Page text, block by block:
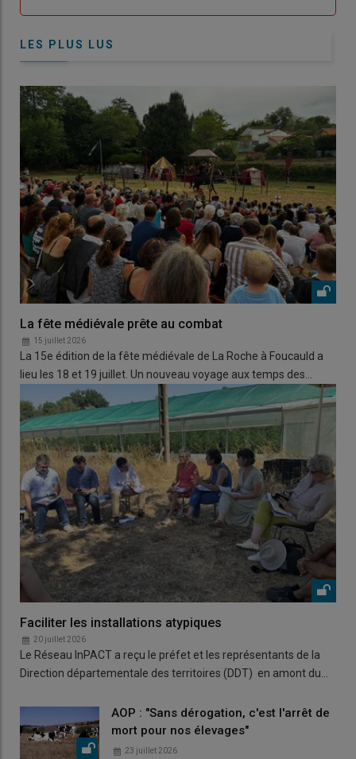
LES PLUS LUS
La fête médiévale prête au combat
15 juillet 2026
La 15e édition de la fête médiévale de La Roche à Foucauld a
lieu les 18 et 19 juillet. Un nouveau voyage aux temps des…
Faciliter les installations atypiques
20 juillet 2026
Le Réseau InPACT a reçu le préfet et les représentants de la
Direction départementale des territoires (DDT) en amont du…
AOP : "Sans dérogation, c'est l'arrêt de
mort pour nos élevages"
23 juillet 2026